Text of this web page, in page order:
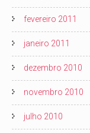
fevereiro 2011
janeiro 2011
dezembro 2010
novembro 2010
julho 2010